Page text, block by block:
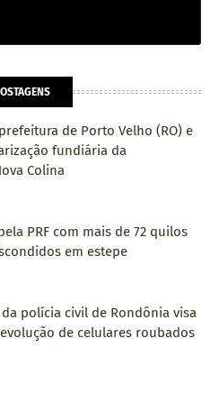
de Porto Velho (RO) e
fundiária da
Colina
PRF com mais de 72 quilos
em estepe
polícia civil de Rondônia visa
de celulares roubados